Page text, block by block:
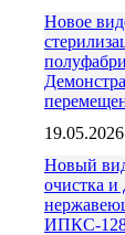
Новое
19.05.2026
Новый
очистка и
ИПКС-